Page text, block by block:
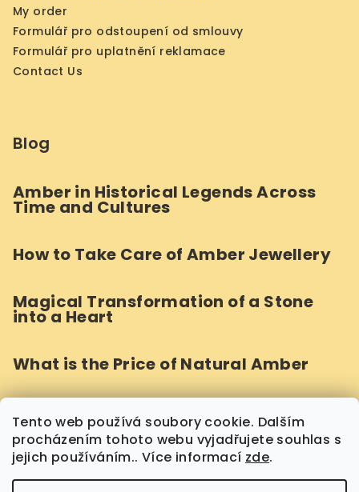
Tento web používá soubory cookie. Dalším
procházením tohoto webu vyjadřujete souhlas s
jejich používáním.. Více informací zde.
My order
Formulář pro odstoupení od smlouvy
Formulář pro uplatnění reklamace
Contact Us
Blog
Amber in Historical Legends Across
Time and Cultures
How to Take Care of Amber Jewellery
Magical Transformation of a Stone
into a Heart
What is the Price of Natural Amber
How Do We Craft Round Amber Beads?
Archives